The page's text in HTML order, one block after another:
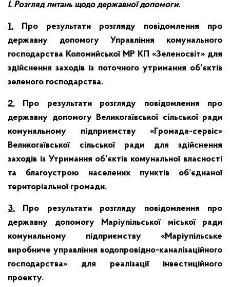
І. Розгляд питань щодо державної допомоги.
1. Про результати розгляду повідомлення про
державну допомогу Управління комунального
господарства Коломийської МР КП «Зеленосвіт» для
здійснення заходів із поточного утримання об’єктів
зеленого господарства.
2. Про результати розгляду повідомлення про
державну допомогу Великогаївської сільської ради
комунальному підприємству «Громада-сервіс»
Великогаївської сільської ради для здійснення
заходів із Утримання об’єктів комунальної власності
та благоустрою населених пунктів об’єднаної
територіальної громади.
3. Про результати розгляду повідомлення про
державну допомогу Маріупільської міської ради
комунальному підприємству «Маріупільське
виробниче управління водопровідно-каналізаційного
господарства» для реалізації інвестиційного
проекту.